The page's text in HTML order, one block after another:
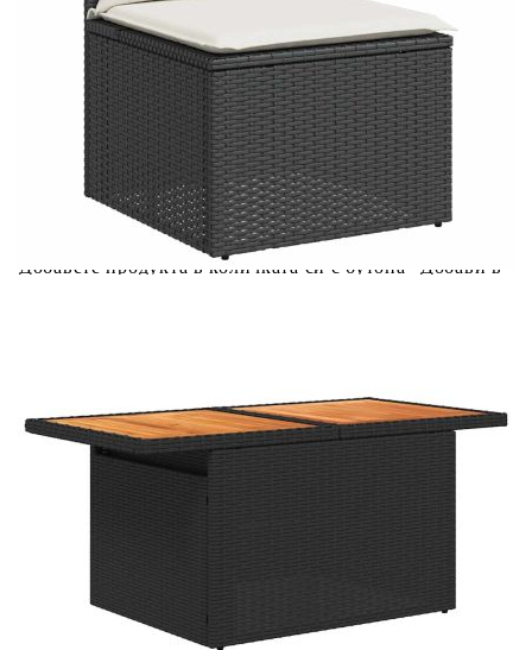
Acest tabel are caracter informativ. Adăugați produsul în
coșul de cumpărături unde veți putea selecta detaliile
cererii de creditare.
Предоставената таблица е с информационна цел.
Добавете продукта в количката си с бутона "Добави в
количката" и при поръчка ще можете да изберете броя
вноски на кредита.
Предоставената таблица е с информационна цел.
Добавете продукта в количката си с бутона "Добави в
количката" и при поръчка ще можете да изберете броя
вноски на кредита.
Предоставената таблица е с информационна цел.
Добавете продукта в количката си с бутона "Добави в
количката" и при поръчка ще можете да изберете броя
вноски на кредита.
Когато плащате с NewPay, всъщност NewPay плаща
поръчката Ви вместо Вас. Вие я получавате и
разполагате с три начина да я платите към тях: